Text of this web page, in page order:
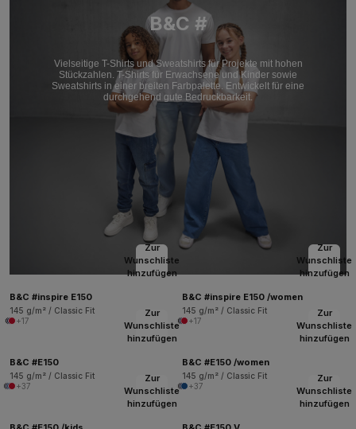
B&C #
Vielseitige T-Shirts und Sweatshirts für Projekte mit hohen
Stückzahlen. T-Shirts für Erwachsene und Kinder sowie
Sweatshirts in einer breiten Farbpalette. Entwickelt für eine
durchgehend gute Bedruckbarkeit.
Zur
Wunschliste
hinzufügen
B&C #inspire E150
145 g/m² / Classic Fit
+17
Zur
Wunschliste
hinzufügen
B&C #inspire E150 /women
145 g/m² / Classic Fit
+17
Zur
Wunschliste
hinzufügen
B&C #E150
145 g/m² / Classic Fit
+37
Zur
Wunschliste
hinzufügen
B&C #E150 /women
145 g/m² / Classic Fit
+37
Zur
Wunschliste
hinzufügen
Zur
Wunschliste
hinzufügen